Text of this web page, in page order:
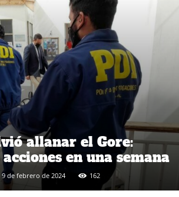
allanar el Gore:
en una semana
9 de febrero de 2024 162